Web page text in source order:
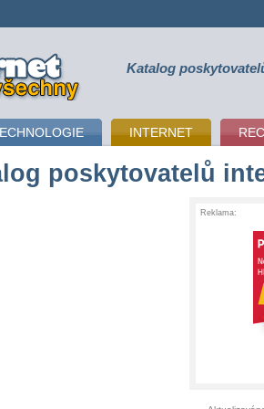
Katalog
INTERNET
poskytovatelů
Reklama: